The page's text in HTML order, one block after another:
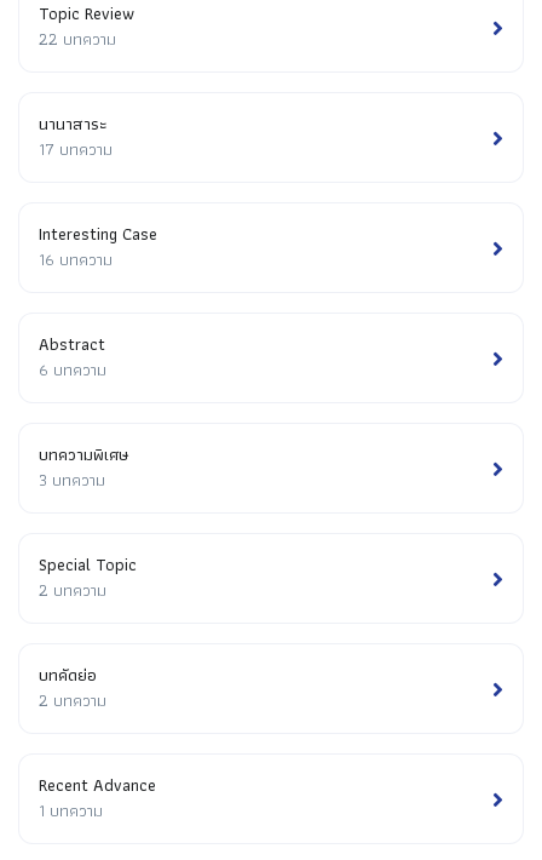
Topic Review
22 บทความ
นานาสาระ
17 บทความ
Interesting Case
16 บทความ
Abstract
6 บทความ
บทความพิเศษ
3 บทความ
Special Topic
2 บทความ
บทคัดย่อ
2 บทความ
Recent Advance
1 บทความ